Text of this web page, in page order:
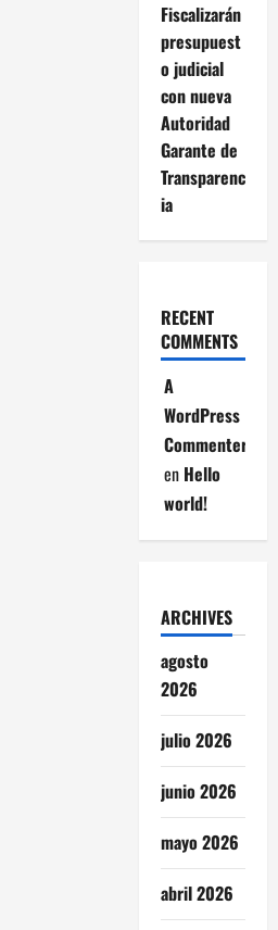
Fiscalizarán
presupuest
o judicial
con nueva
Autoridad
Garante de
Transparenc
ia
RECENT
COMMENTS
A
WordPress
Commenter
en Hello
world!
ARCHIVES
agosto
2026
julio 2026
junio 2026
mayo 2026
abril 2026